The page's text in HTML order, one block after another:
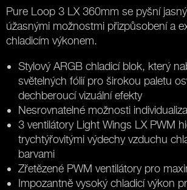
Pure Loop 3 LX 360mm se pyšní
úžasnými možnostmi přizpůsobení a
chladicím výkonem.
Stylový ARGB chladicí blok, který
světelných fólií pro širokou paletu
dechberoucí vizuální efekty
Nesrovnatelné možnosti
3 ventilátory Light Wings LX PWM
trychtýřovitými výdechy vzduchu
barvami
Zřetězené PWM ventilátory pro
Impozantně vysoký chladicí výkon